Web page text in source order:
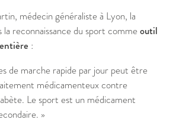
médecin généraliste à Lyon, la
la reconnaissance du sport commeoutil
:
de marche rapide par jour peut être
médicamenteux contre
Le sport est un médicament
»